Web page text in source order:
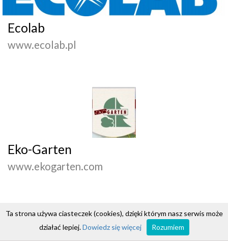
Ecolab
www.ecolab.pl
Eko-Garten
www.ekogarten.com
Ta strona używa ciasteczek (cookies), dzięki którym nasz serwis może
działać lepiej.Dowiedz się więcej Rozumiem